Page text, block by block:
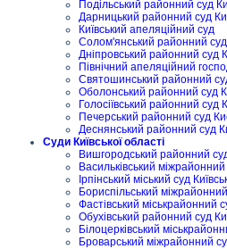
Подільський районний суд
Дарницький районний суд
Київський апеляційний суд
Солом'янський районний
Дніпровський районний суд
Північний апеляційний
Святошинський районний
Оболонський районний суд
Голосіївський районний суд
Печерський районний суд
Деснянський районний суд
Суди Київської області
Вишгородський районний суд
Васильківський міжрайонний
Ірпінський міський суд
Бориспільський міжрайонний
Фастівський міськрайонний
Обухівський районний суд
Білоцерківський
Броварський міжрайонний